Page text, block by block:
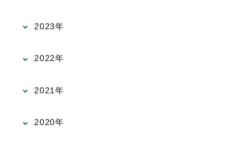
2023年
2022年
2021年
2020年